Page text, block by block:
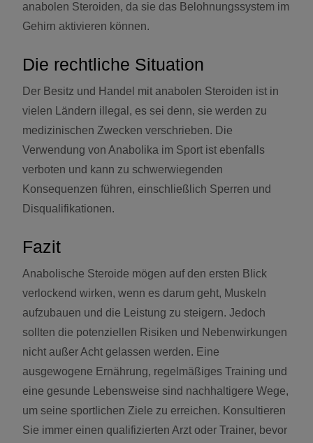
anabolen Steroiden, da sie das Belohnungssystem im
Gehirn aktivieren können.
Die rechtliche Situation
Der Besitz und Handel mit anabolen Steroiden ist in
vielen Ländern illegal, es sei denn, sie werden zu
medizinischen Zwecken verschrieben. Die
Verwendung von Anabolika im Sport ist ebenfalls
verboten und kann zu schwerwiegenden
Konsequenzen führen, einschließlich Sperren und
Disqualifikationen.
Fazit
Anabolische Steroide mögen auf den ersten Blick
verlockend wirken, wenn es darum geht, Muskeln
aufzubauen und die Leistung zu steigern. Jedoch
sollten die potenziellen Risiken und Nebenwirkungen
nicht außer Acht gelassen werden. Eine
ausgewogene Ernährung, regelmäßiges Training und
eine gesunde Lebensweise sind nachhaltigere Wege,
um seine sportlichen Ziele zu erreichen. Konsultieren
Sie immer einen qualifizierten Arzt oder Trainer, bevor